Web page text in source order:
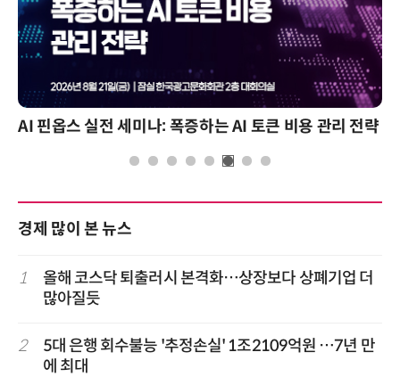
AI 핀옵스 실전 세미나: 폭증하는 AI 토큰 비용 관리 전략
경제 많이 본 뉴스
1
올해 코스닥 퇴출러시 본격화…상장보다 상폐기업 더
많아질듯
2
5대 은행 회수불능 '추정손실' 1조2109억원 …7년 만
에 최대